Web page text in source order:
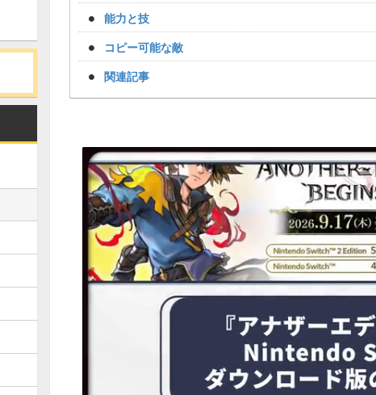
能力と技
コピー可能な敵
関連記事